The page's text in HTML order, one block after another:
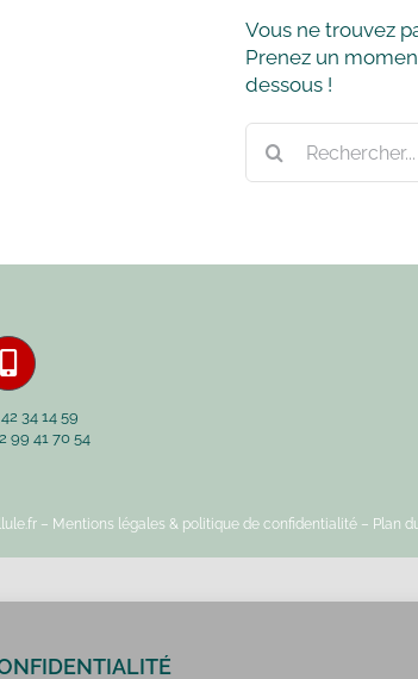
Vous ne trouvez
Prenez un
dessous !
34 14 59
99 41 70 54
– Mentions légales & politique de confidentialité – Plan